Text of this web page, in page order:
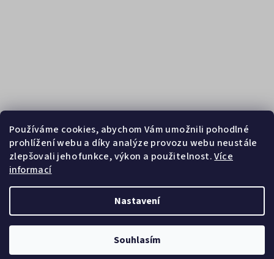
Používáme cookies, abychom Vám umožnili pohodlné
prohlížení webu a díky analýze provozu webu neustále
zlepšovali jeho funkce, výkon a použitelnost.Více
informací
Nastavení
Souhlasím
Sledovat na Instagramu
Vytvořil Shoptet